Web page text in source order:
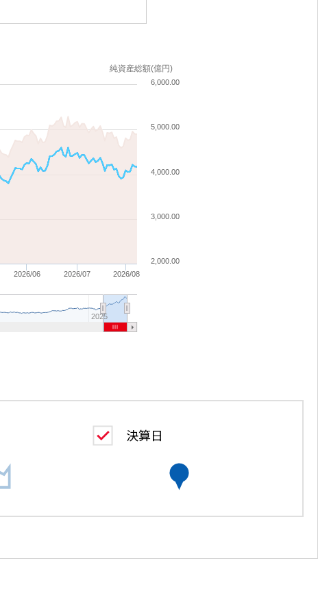
純資産総額(億円)
2026/06 2026/07 2026/08
2025
2,000.00
3,000.00
4,000.00
5,000.00
6,000.00
決算日